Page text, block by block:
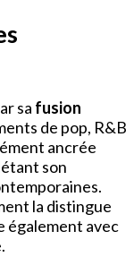
sa fusion
de pop, R&B
ancrée
son
la distingue
également avec